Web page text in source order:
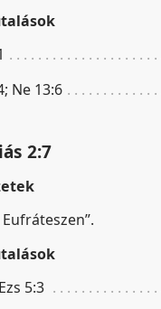
Ne 13:6
2:7
5:3